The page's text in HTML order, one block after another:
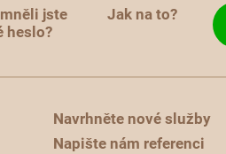
jste
heslo?
Jak na to?
Navrhněte nové služby
Napište nám referenci